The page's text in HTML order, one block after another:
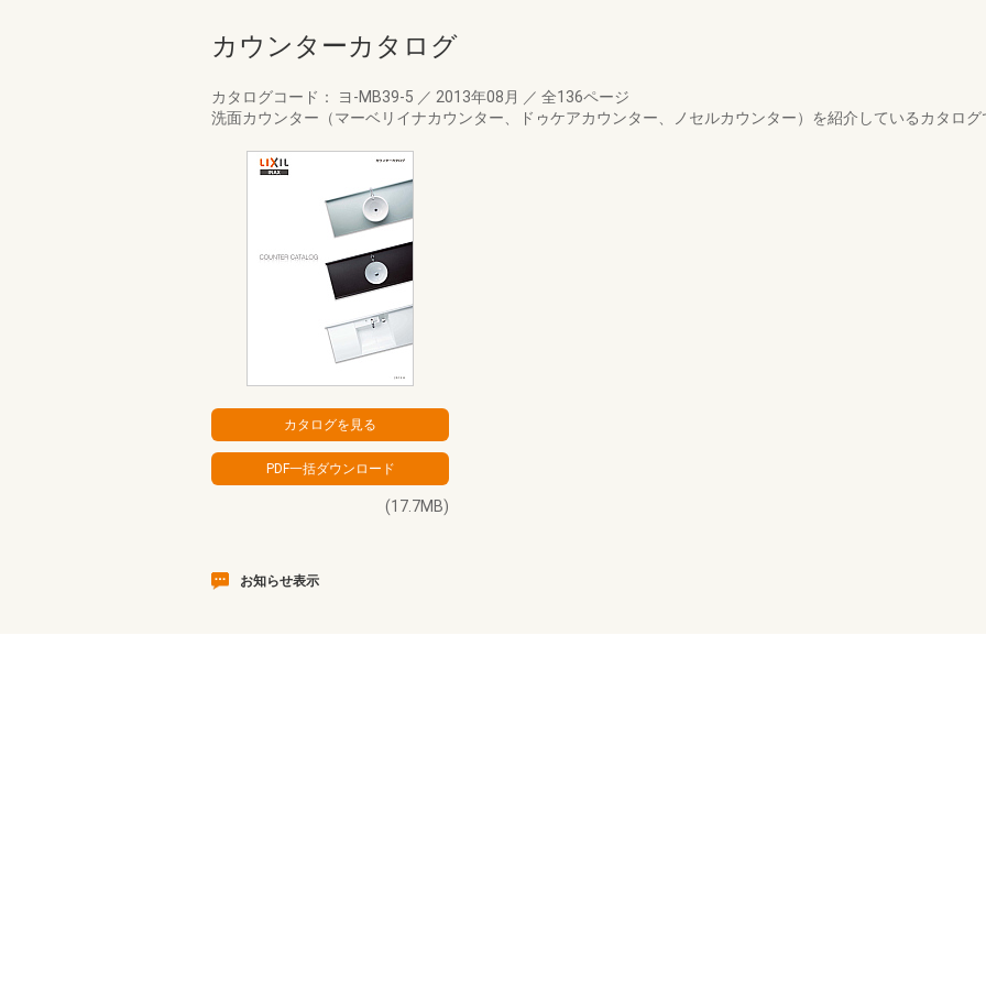
カウンターカタログ
カタログコード： ヨ-MB39-5 ／ 2013年08月 ／ 全136ページ
洗面カウンター（マーベリイナカウンター、ドゥケアカウンター、ノセルカウンター）を紹介しているカタログ
(17.7MB)
お知らせ表示